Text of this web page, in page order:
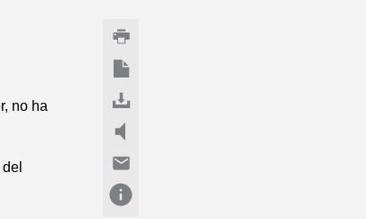
no ha